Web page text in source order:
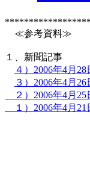
≪参考資料≫
１、新聞記事
４）2006年4月
３）2006年4月
２）2006年4月25
１）2006年4月21